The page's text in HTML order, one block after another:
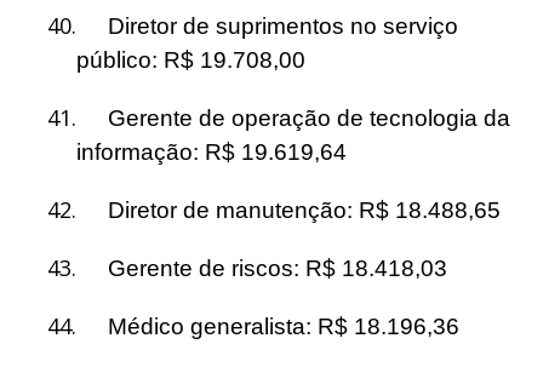
40.
Diretor de suprimentos no serviço
público: R$ 19.708,00
41.
Gerente de operação de tecnologia da
informação: R$ 19.619,64
42. Diretor de manutenção: R$ 18.488,65
43. Gerente de riscos: R$ 18.418,03
44. Médico generalista: R$ 18.196,36